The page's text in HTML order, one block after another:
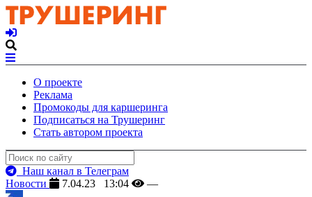
О проекте
Реклама
Промокоды для каршеринга
Подписаться на Трушеринг
Стать автором проекта
Наш канал в Телеграм
Новости
7.04.23 13:04 —